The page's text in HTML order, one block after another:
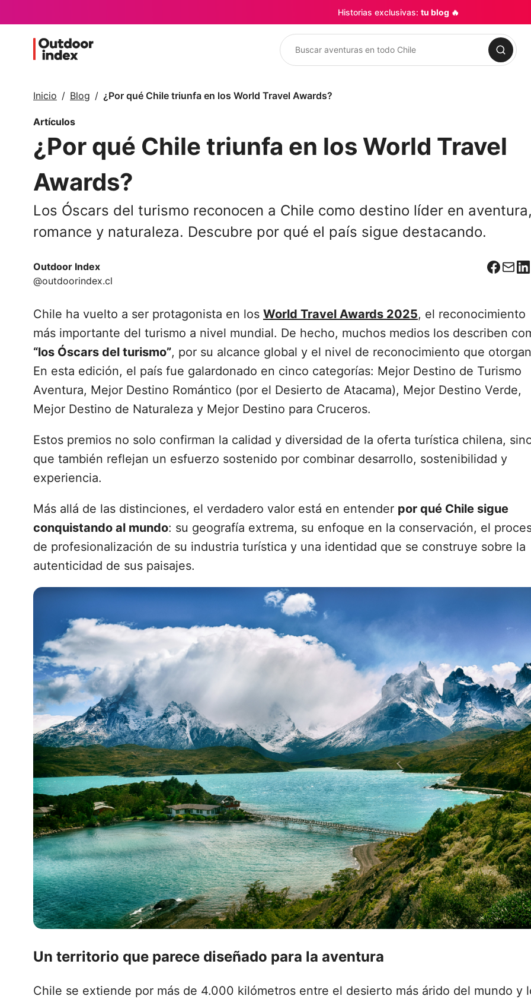
Historias exclusivas: tu blog 🔥
Buscar
Inicio Blog ¿Por qué Chile triunfa en los World Travel Awards?
Artículos
¿Por qué Chile triunfa en los World Travel
Awards?
Los Óscars del turismo reconocen a Chile como destino líder en
romance y naturaleza. Descubre por qué el país sigue destacando.
Outdoor Index
@outdoorindex.cl
Chile ha vuelto a ser protagonista en los World Travel Awards 2025, el reconocimiento
más importante del turismo a nivel mundial. De hecho, muchos medios los describen
“los Óscars del turismo”, por su alcance global y el nivel de reconocimiento que
En esta edición, el país fue galardonado en cinco categorías: Mejor Destino de Turismo
Aventura, Mejor Destino Romántico (por el Desierto de Atacama), Mejor Destino Verde,
Mejor Destino de Naturaleza y Mejor Destino para Cruceros.
Estos premios no solo confirman la calidad y diversidad de la oferta turística chilena,
que también reflejan un esfuerzo sostenido por combinar desarrollo, sostenibilidad y
experiencia.
Más allá de las distinciones, el verdadero valor está en entender por qué Chile sigue
conquistando al mundo: su geografía extrema, su enfoque en la conservación, el
de profesionalización de su industria turística y una identidad que se construye sobre la
autenticidad de sus paisajes.
Un territorio que parece diseñado para la aventura
Chile se extiende por más de 4.000 kilómetros entre el desierto más árido del mundo y